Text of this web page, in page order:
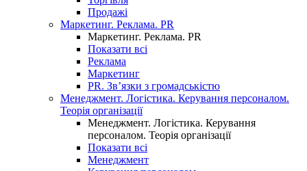
Продажі
Маркетинг. Реклама. PR
Маркетинг. Реклама. PR
Показати всі
Реклама
Маркетинг
PR. Зв’язки з громадськістю
Менеджмент. Логістика. Керування персоналом.
Теорія організації
Менеджмент. Логістика. Керування
персоналом. Теорія організації
Показати всі
Менеджмент